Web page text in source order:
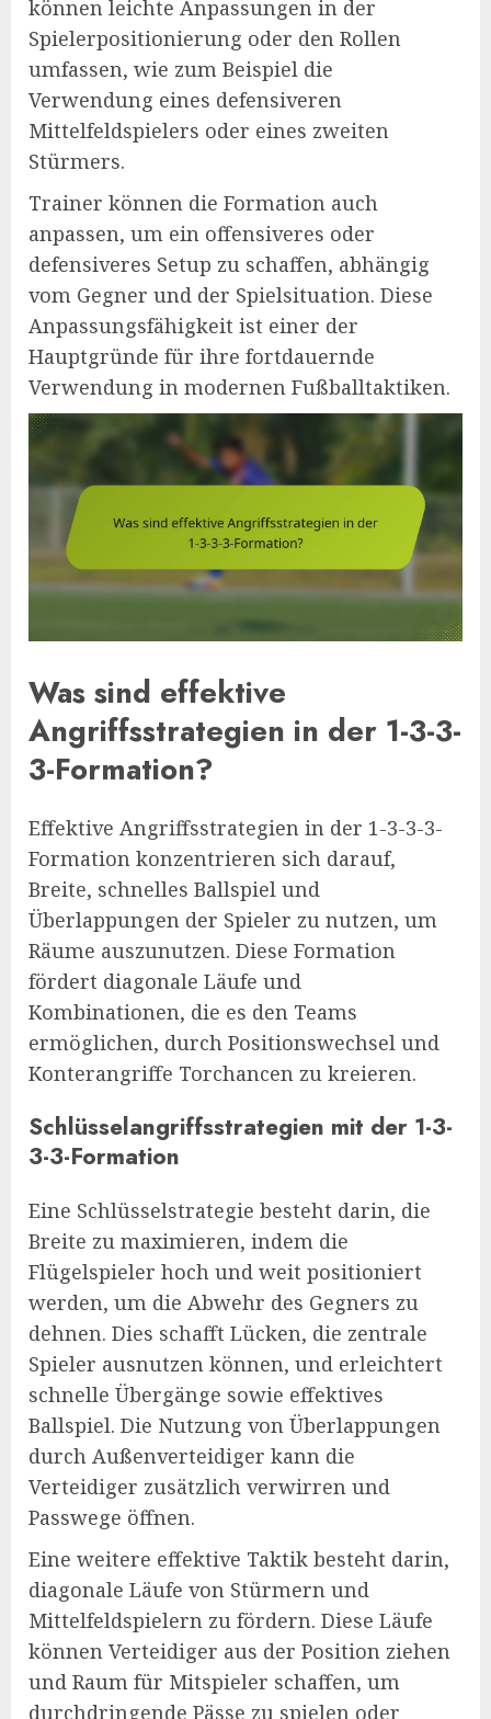
können leichte Anpassungen in der
Spielerpositionierung oder den Rollen
umfassen, wie zum Beispiel die
Verwendung eines defensiveren
Mittelfeldspielers oder eines zweiten
Stürmers.
Trainer können die Formation auch
anpassen, um ein offensiveres oder
defensiveres Setup zu schaffen, abhängig
vom Gegner und der Spielsituation. Diese
Anpassungsfähigkeit ist einer der
Hauptgründe für ihre fortdauernde
Verwendung in modernen Fußballtaktiken.
Was sind effektive
Angriffsstrategien in der 1-3-3-
3-Formation?
Effektive Angriffsstrategien in der 1-3-3-3-
Formation konzentrieren sich darauf,
Breite, schnelles Ballspiel und
Überlappungen der Spieler zu nutzen, um
Räume auszunutzen. Diese Formation
fördert diagonale Läufe und
Kombinationen, die es den Teams
ermöglichen, durch Positionswechsel und
Konterangriffe Torchancen zu kreieren.
Schlüsselangriffsstrategien mit der 1-3-
3-3-Formation
Eine Schlüsselstrategie besteht darin, die
Breite zu maximieren, indem die
Flügelspieler hoch und weit positioniert
werden, um die Abwehr des Gegners zu
dehnen. Dies schafft Lücken, die zentrale
Spieler ausnutzen können, und erleichtert
schnelle Übergänge sowie effektives
Ballspiel. Die Nutzung von Überlappungen
durch Außenverteidiger kann die
Verteidiger zusätzlich verwirren und
Passwege öffnen.
Eine weitere effektive Taktik besteht darin,
diagonale Läufe von Stürmern und
Mittelfeldspielern zu fördern. Diese Läufe
können Verteidiger aus der Position ziehen
und Raum für Mitspieler schaffen, um
durchdringende Pässe zu spielen oder